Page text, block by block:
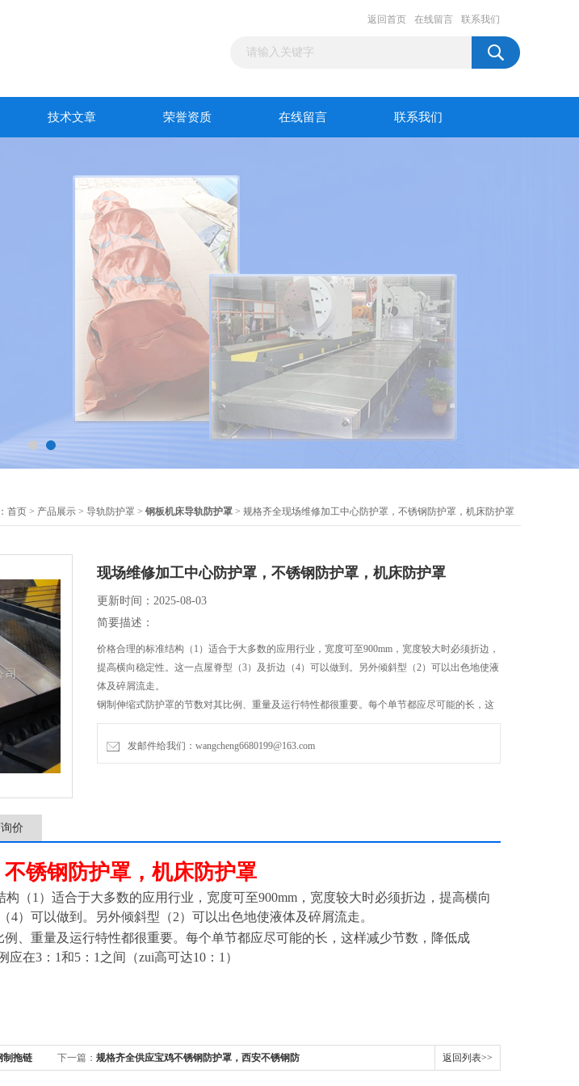
返回首页 在线留言 联系我们
技术文章 荣誉资质 在线留言 联系我们
首页 > 产品展示 > 导轨防护罩 > 钢板机床导轨防护罩 > 规格齐全现场维修加工中心防护罩，不锈钢防护罩，机床防护罩
现场维修加工中心防护罩，不锈钢防护罩，机床防护罩
更新时间：2025-08-03
简要描述：
价格合理的标准结构（1）适合于大多数的应用行业，宽度可至900mm，宽度较大时必须折边，
提高横向稳定性。这一点屋脊型（3）及折边（4）可以做到。另外倾斜型（2）可以出色地使液
体及碎屑流走。
钢制伸缩式防护罩的节数对其比例、重量及运行特性都很重要。每个单节都应尽可能的长，这
样减少节数，降低成本。一般情况z大拉伸z小压缩比例应在3：1和5：1之间（z高可达10：1）
发邮件给我们：wangcheng6680199@163.com
价
锈钢防护罩，机床防护罩
构（1）适合于大多数的应用行业，宽度可至900mm，宽度较大时必须折边，提高横向
4）可以做到。另外倾斜型（2）可以出色地使液体及碎屑流走。
例、重量及运行特性都很重要。每个单节都应尽可能的长，这样减少节数，降低成
在3：1和5：1之间（zui高可达10：1）
制拖链 下一篇： 规格齐全供应宝鸡不锈钢防护罩，西安不锈钢防 返回列表>>